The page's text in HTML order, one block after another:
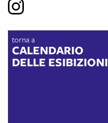
torna a
CALENDARIO
DELLE ESIBIZIONI